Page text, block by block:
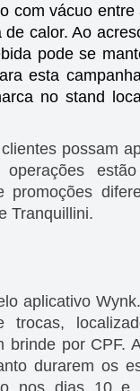
com vácuo
calor. Ao
pode se
esta
no stand
possam
Tranquillini.
aplicativo
trocas,
brinde por CPF.
durarem os
nos dias 10